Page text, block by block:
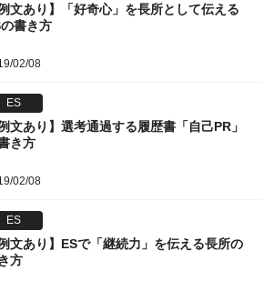
例文あり】「好奇心」を長所として伝える
書き方
02/08
ES
例文あり】選考通過する履歴書「自己PR」
き方
02/08
ES
例文あり】ESで「継続力」を伝える長所の
方